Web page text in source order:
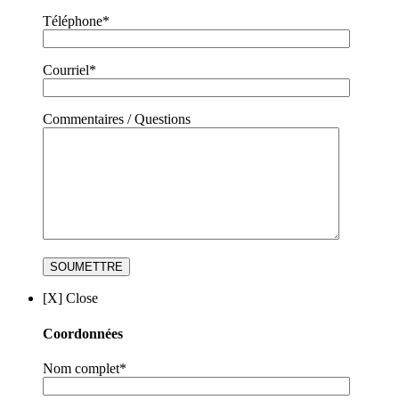
Téléphone*
Courriel*
Commentaires / Questions
[X] Close
Coordonnées
Nom complet*